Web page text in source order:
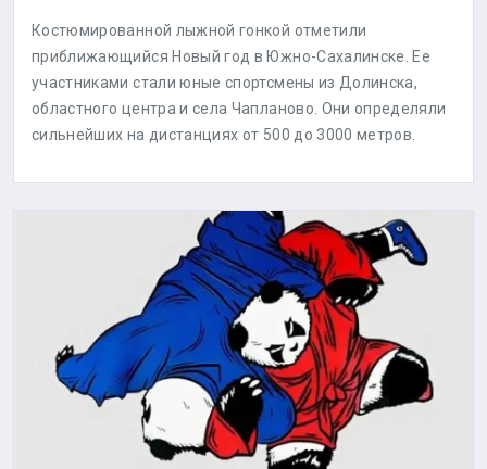
Костюмированной лыжной гонкой отметили
приближающийся Новый год в Южно-Сахалинске. Ее
участниками стали юные спортсмены из Долинска,
областного центра и села Чапланово. Они определяли
сильнейших на дистанциях от 500 до 3000 метров.